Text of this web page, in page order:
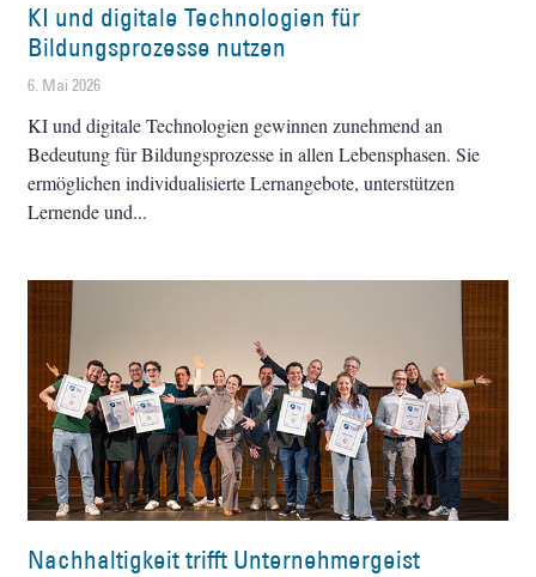
KI und digitale Technologien für
Bildungsprozesse nutzen
6. Mai 2026
KI und digitale Technologien gewinnen zunehmend an
Bedeutung für Bildungsprozesse in allen Lebensphasen. Sie
ermöglichen individualisierte Lernangebote, unterstützen
Lernende und
Nachhaltigkeit trifft Unternehmergeist